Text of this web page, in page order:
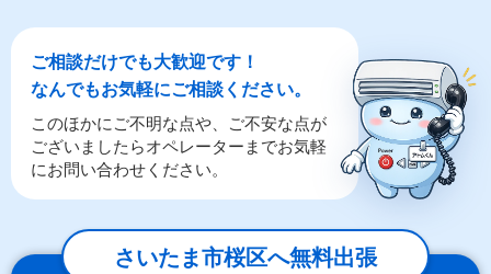
ご相談だけでも大歓迎です！
なんでもお気軽にご相談ください。
このほかにご不明な点や、ご不安な点が
ございましたらオペレーターまでお気軽
にお問い合わせください。
さいたま市桜区へ無料出張